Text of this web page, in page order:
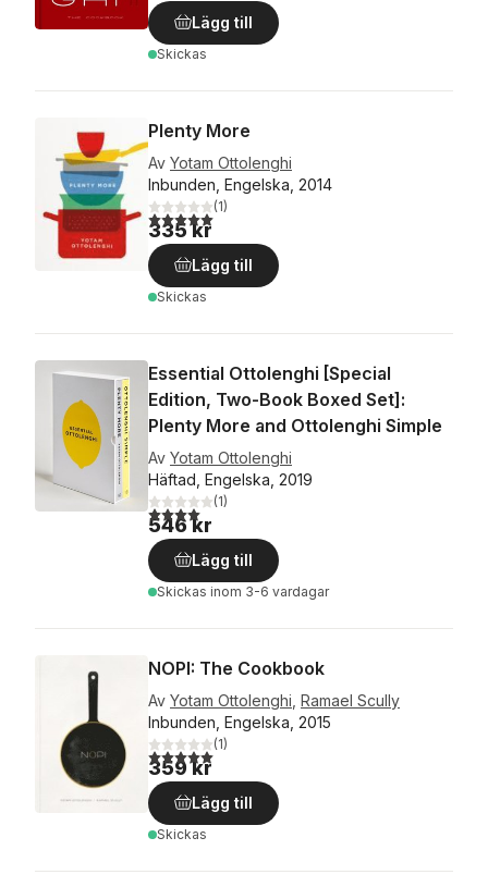
Lägg till
Skickas
Plenty More
Av Yotam Ottolenghi
Inbunden, Engelska, 2014
5,0utav 5 stjärnor. Totalt antal röster:
(1)
335 kr
Lägg till
Skickas
Essential Ottolenghi [Special
Edition, Two-Book Boxed Set]:
Plenty More and Ottolenghi Simple
Av Yotam Ottolenghi
Häftad, Engelska, 2019
4,0utav 5 stjärnor. Totalt antal röster:
(1)
546 kr
Lägg till
Skickas inom 3-6 vardagar
NOPI: The Cookbook
Av Yotam Ottolenghi Ramael Scully
Inbunden, Engelska, 2015
5,0utav 5 stjärnor. Totalt antal röster:
(1)
359 kr
Lägg till
Skickas